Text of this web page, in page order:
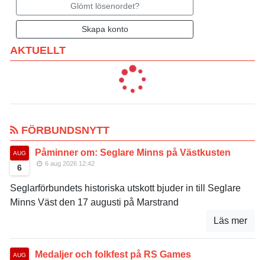
AKTUELLT
Glömt lösenordet?
Skapa konto
FÖRBUNDSNYTT
AUG
6
Påminner om: Seglare Minns på Västkusten
6 aug 2026 12:42
Seglarförbundets historiska utskott bjuder in till Seglare
Minns Väst den 17 augusti på Marstrand
Läs mer
AUG Medaljer och folkfest på RS Games